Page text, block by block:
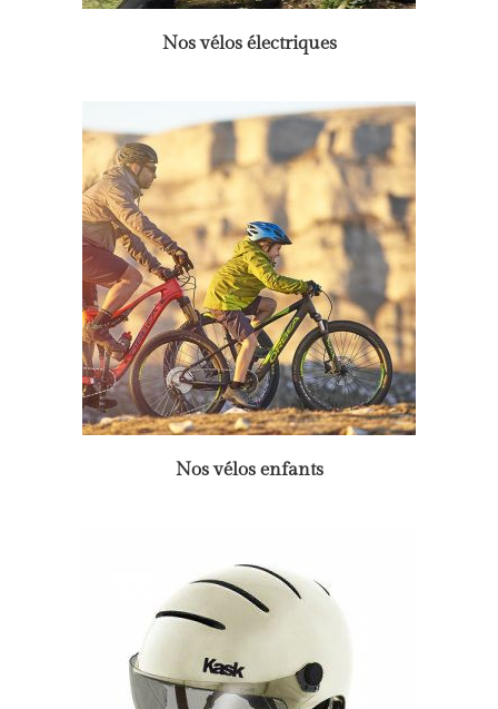
Nos vélos électriques
Nos vélos enfants